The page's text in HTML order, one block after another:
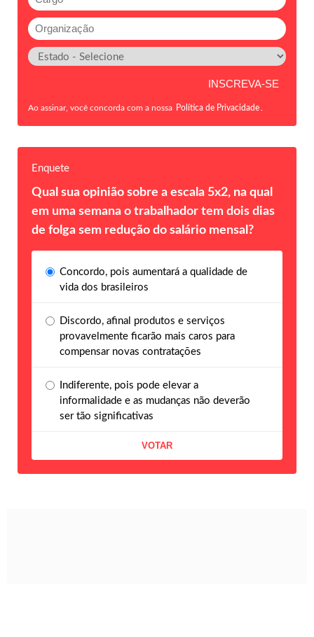
Ao assinar, você concorda com a nossa Política de Privacidade
Enquete
Qual sua opinião sobre a escala 5x2, na qual
em uma semana o trabalhador tem dois dias
de folga sem redução do salário mensal?
Concordo, pois aumentará a qualidade de
vida dos brasileiros
Discordo, afinal produtos e serviços
provavelmente ficarão mais caros para
compensar novas contratações
Indiferente, pois pode elevar a
informalidade e as mudanças não deverão
ser tão significativas